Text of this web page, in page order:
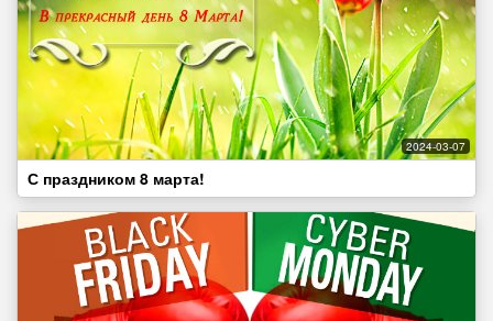
2024-03-07
С праздником 8 марта!